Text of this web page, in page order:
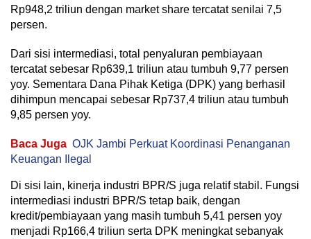
Rp948,2 triliun dengan market share tercatat senilai 7,5
persen.
Dari sisi intermediasi, total penyaluran pembiayaan
tercatat sebesar Rp639,1 triliun atau tumbuh 9,77 persen
yoy. Sementara Dana Pihak Ketiga (DPK) yang berhasil
dihimpun mencapai sebesar Rp737,4 triliun atau tumbuh
9,85 persen yoy.
Baca Juga OJK Jambi Perkuat Koordinasi Penanganan
Keuangan Ilegal
Di sisi lain, kinerja industri BPR/S juga relatif stabil. Fungsi
intermediasi industri BPR/S tetap baik, dengan
kredit/pembiayaan yang masih tumbuh 5,41 persen yoy
menjadi Rp166,4 triliun serta DPK meningkat sebanyak